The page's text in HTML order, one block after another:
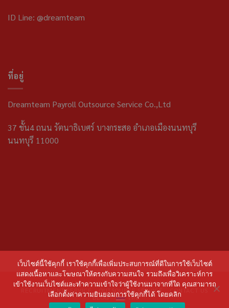
ID Line: @dreamteam
ที่อยู่
Dreamteam Payroll Outsource Service Co.,Ltd
37 ชั้น4 ถนน รัตนาธิเบศร์ บางกระสอ อำเภอเมืองนนทบุรี
นนทบุรี 11000
HOME ABOUT US
PAYROLL OUTSOURCING
RECRUITMENT SERVICE
OUTSOURCE SERVICE
CONTACT US
BLOG
ไทย
เว็บไซต์นี้ใช้คุกกี้ เราใช้คุกกี้เพื่อเพิ่มประสบการณ์ที่ดีในการใช้เว็บไซต์
แสดงเนื้อหาและโฆษณาให้ตรงกับความสนใจ รวมถึงเพื่อวิเคราะห์การ
เข้าใช้งานเว็บไซต์และทำความเข้าใจว่าผู้ใช้งานมาจากที่ใด คุณสามารถ
เลือกตั้งค่าความยินยอมการใช้คุกกี้ได้ โดยคลิก